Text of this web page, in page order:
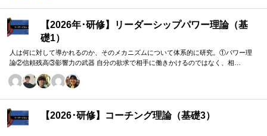
【2026年･研修】リーダーシップパワー理論（基
礎1）
人は何に対して導かれるのか、そのメカニズムについて体系的に研究。①パワー理
論②信頼残高③影響力の武器 自分の欲求で相手に働きかけるのではなく、相…
【2026･研修】コーチング理論（基礎3）